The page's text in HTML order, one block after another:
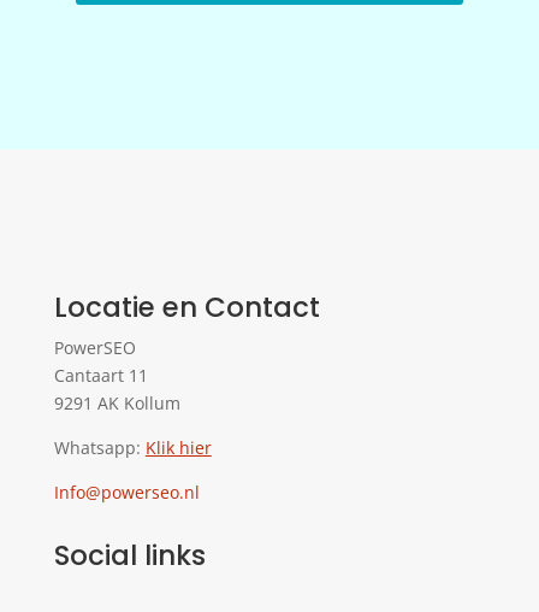
Locatie en Contact
PowerSEO
Cantaart 11
9291 AK Kollum
Whatsapp: Klik hier
Info@powerseo.nl
Social links